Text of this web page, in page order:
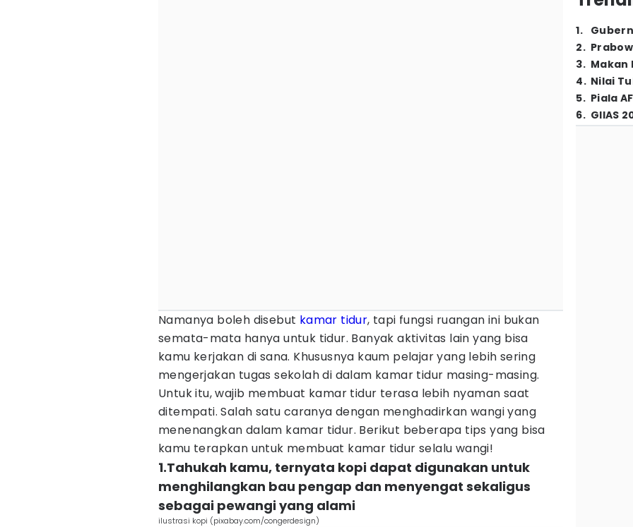
Namanya boleh disebut kamar tidur, tapi fungsi ruangan ini bukan
semata-mata hanya untuk tidur. Banyak aktivitas lain yang bisa
kamu kerjakan di sana. Khususnya kaum pelajar yang lebih sering
mengerjakan tugas sekolah di dalam kamar tidur masing-masing.
Untuk itu, wajib membuat kamar tidur terasa lebih nyaman saat
ditempati. Salah satu caranya dengan menghadirkan wangi yang
menenangkan dalam kamar tidur. Berikut beberapa tips yang bisa
kamu terapkan untuk membuat kamar tidur selalu wangi!
1.Tahukah kamu, ternyata kopi dapat digunakan untuk
menghilangkan bau pengap dan menyengat sekaligus
sebagai pewangi yang alami
ilustrasi kopi (pixabay.com/congerdesign)
1.
2.
3. Makan
4. Nilai
5. Piala
6. GIIAS